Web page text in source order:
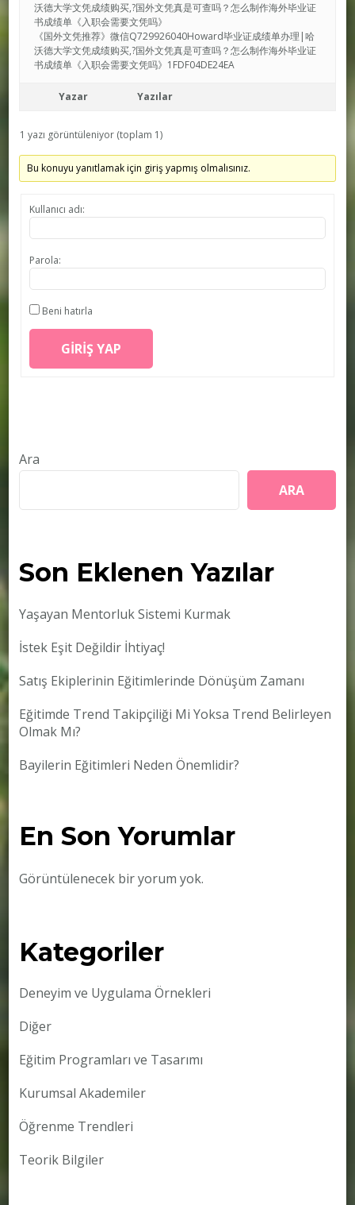
沃德大学文凭成绩购买,?国外文凭真是可查吗？怎么制作海外毕业证
书成绩单《入职会需要文凭吗》
《国外文凭推荐》微信Q729926040Howard毕业证成绩单办理|哈
沃德大学文凭成绩购买,?国外文凭真是可查吗？怎么制作海外毕业证
书成绩单《入职会需要文凭吗》1FDF04DE24EA
Yazar Yazılar
1 yazı görüntüleniyor (toplam 1)
Bu konuyu yanıtlamak için giriş yapmış olmalısınız.
Kullanıcı adı:
Parola:
Beni hatırla
GIRIŞ YAP
Ara
ARA
Son Eklenen Yazılar
Yaşayan Mentorluk Sistemi Kurmak
İstek Eşit Değildir İhtiyaç!
Satış Ekiplerinin Eğitimlerinde Dönüşüm Zamanı
Eğitimde Trend Takipçiliği Mi Yoksa Trend Belirleyen
Olmak Mı?
Bayilerin Eğitimleri Neden Önemlidir?
En Son Yorumlar
Görüntülenecek bir yorum yok.
Kategoriler
Deneyim ve Uygulama Örnekleri
Diğer
Eğitim Programları ve Tasarımı
Kurumsal Akademiler
Öğrenme Trendleri
Teorik Bilgiler